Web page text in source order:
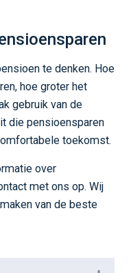
te denken. Hoe
hoe groter het
gebruik van de
die pensioensparen
toekomst.
over
met ons op. Wij
van de beste